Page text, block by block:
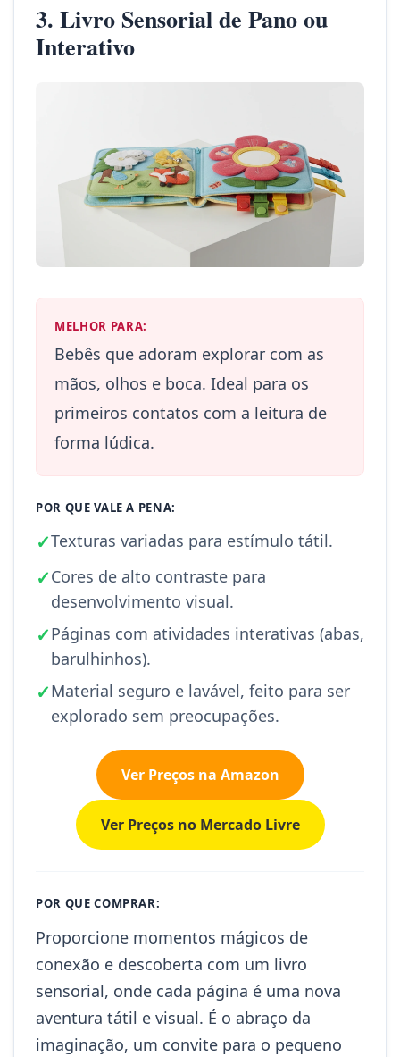
3. Livro Sensorial de Pano ou
Interativo
MELHOR PARA:
Bebês que adoram explorar com as
mãos, olhos e boca. Ideal para os
primeiros contatos com a leitura de
forma lúdica.
POR QUE VALE A PENA:
✓Texturas variadas para estímulo tátil.
✓Cores de alto contraste para
desenvolvimento visual.
✓Páginas com atividades interativas (abas,
barulhinhos).
✓Material seguro e lavável, feito para ser
explorado sem preocupações.
Ver Preços na Amazon
Ver Preços no Mercado Livre
POR QUE COMPRAR:
Proporcione momentos mágicos de
conexão e descoberta com um livro
sensorial, onde cada página é uma nova
aventura tátil e visual. É o abraço da
imaginação, um convite para o pequeno